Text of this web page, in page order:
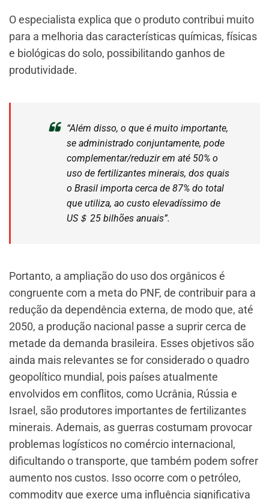
O especialista explica que o produto contribui muito
para a melhoria das características químicas, físicas
e biológicas do solo, possibilitando ganhos de
produtividade.
“Além disso, o que é muito importante,
se administrado conjuntamente, pode
complementar/reduzir em até 50% o
uso de fertilizantes minerais, dos quais
o Brasil importa cerca de 87% do total
que utiliza, ao custo elevadíssimo de
US＄ 25 bilhões anuais”.
Portanto, a ampliação do uso dos orgânicos é
congruente com a meta do PNF, de contribuir para a
redução da dependência externa, de modo que, até
2050, a produção nacional passe a suprir cerca de
metade da demanda brasileira. Esses objetivos são
ainda mais relevantes se for considerado o quadro
geopolítico mundial, pois países atualmente
envolvidos em conflitos, como Ucrânia, Rússia e
Israel, são produtores importantes de fertilizantes
minerais. Ademais, as guerras costumam provocar
problemas logísticos no comércio internacional,
dificultando o transporte, que também podem sofrer
aumento nos custos. Isso ocorre com o petróleo,
commodity que exerce uma influência significativa